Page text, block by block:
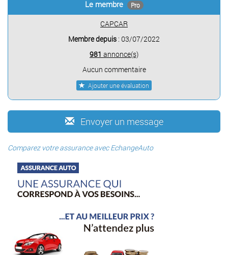
Le membre Pro
CAPCAR
Membre depuis : 03/07/2022
981 annonce(s)
Aucun commentaire
Ajouter une évaluation
Envoyer un message
Comparez votre assurance avec EchangeAuto